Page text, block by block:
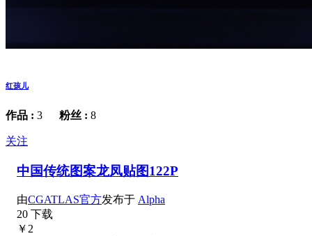
红孩儿
作品 : 3 粉丝 : 8
关注
中国传统图案龙凤贴图122P
由CGATLAS官方发布于 Alpha
20 下载
￥2